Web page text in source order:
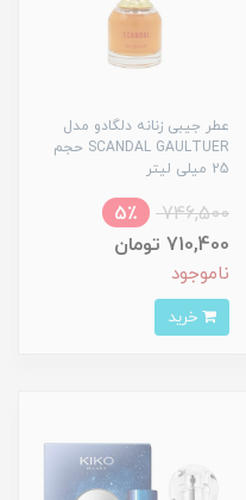
عطر جیبی زنانه دلگادو مدل
SCANDAL GAULTUER حجم
25 میلی لیتر
746,500
5٪
710,400 تومان
ناموجود